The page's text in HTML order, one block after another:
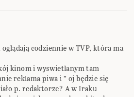
codziennie w TVP, która ma
kinom i wyswietlanym tam
reklama piwa i ” oj będzie się
p. redaktorze? A w Iraku